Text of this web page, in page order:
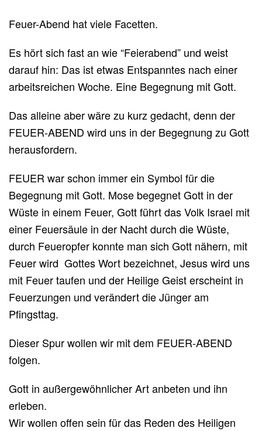
Feuer-Abend hat viele Facetten.
Es hört sich fast an wie “Feierabend” und weist
darauf hin: Das ist etwas Entspanntes nach einer
arbeitsreichen Woche. Eine Begegnung mit Gott.
Das alleine aber wäre zu kurz gedacht, denn der
FEUER-ABEND wird uns in der Begegnung zu Gott
herausfordern.
FEUER war schon immer ein Symbol für die
Begegnung mit Gott. Mose begegnet Gott in der
Wüste in einem Feuer, Gott führt das Volk Israel mit
einer Feuersäule in der Nacht durch die Wüste,
durch Feueropfer konnte man sich Gott nähern, mit
Feuer wird Gottes Wort bezeichnet, Jesus wird uns
mit Feuer taufen und der Heilige Geist erscheint in
Feuerzungen und verändert die Jünger am
Pfingsttag.
Dieser Spur wollen wir mit dem FEUER-ABEND
folgen.
Gott in außergewöhnlicher Art anbeten und ihn
erleben.
Wir wollen offen sein für das Reden des Heiligen